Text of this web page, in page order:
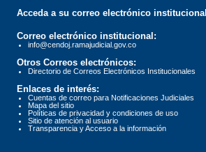
Acceda a su correo electrónico institucional
Correo electrónico institucional:
info@cendoj.ramajudicial.gov.co
Otros Correos electrónicos:
Directorio de Correos Electrónicos Institucionales
Enlaces de interés:
Cuentas de correo para Notificaciones Judiciales
Mapa del sitio
Políticas de privacidad y condiciones de uso
Sitio de atención al usuario
Transparencia y Acceso a la información